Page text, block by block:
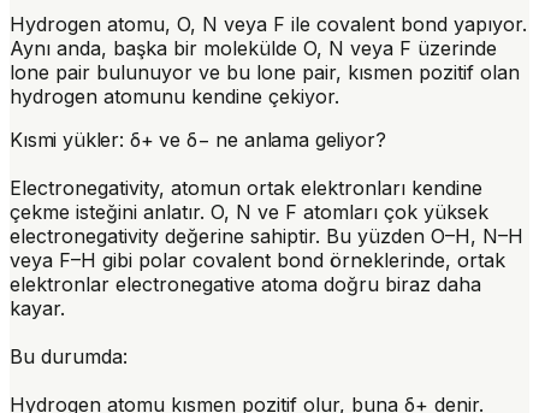
Hydrogen atomu, O, N veya F ile covalent bond yapıyor.
Aynı anda, başka bir molekülde O, N veya F üzerinde
lone pair bulunuyor ve bu lone pair, kısmen pozitif olan
hydrogen atomunu kendine çekiyor.
Kısmi yükler: δ+ ve δ− ne anlama geliyor?
Electronegativity, atomun ortak elektronları kendine
çekme isteğini anlatır. O, N ve F atomları çok yüksek
electronegativity değerine sahiptir. Bu yüzden O–H, N–H
veya F–H gibi polar covalent bond örneklerinde, ortak
elektronlar electronegative atoma doğru biraz daha
kayar.
Bu durumda:
Hydrogen atomu kısmen pozitif olur, buna δ+ denir.